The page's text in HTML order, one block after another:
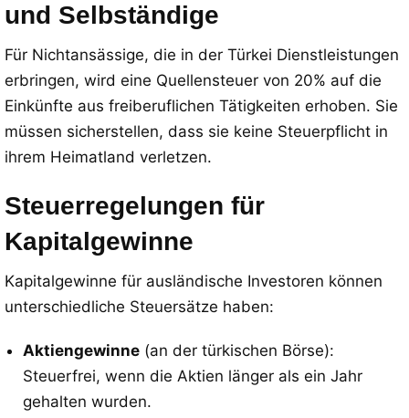
und Selbständige
Für Nichtansässige, die in der Türkei Dienstleistungen
erbringen, wird eine Quellensteuer von 20% auf die
Einkünfte aus freiberuflichen Tätigkeiten erhoben. Sie
müssen sicherstellen, dass sie keine Steuerpflicht in
ihrem Heimatland verletzen.
Steuerregelungen für
Kapitalgewinne
Kapitalgewinne für ausländische Investoren können
unterschiedliche Steuersätze haben:
Aktiengewinne (an der türkischen Börse):
Steuerfrei, wenn die Aktien länger als ein Jahr
gehalten wurden.